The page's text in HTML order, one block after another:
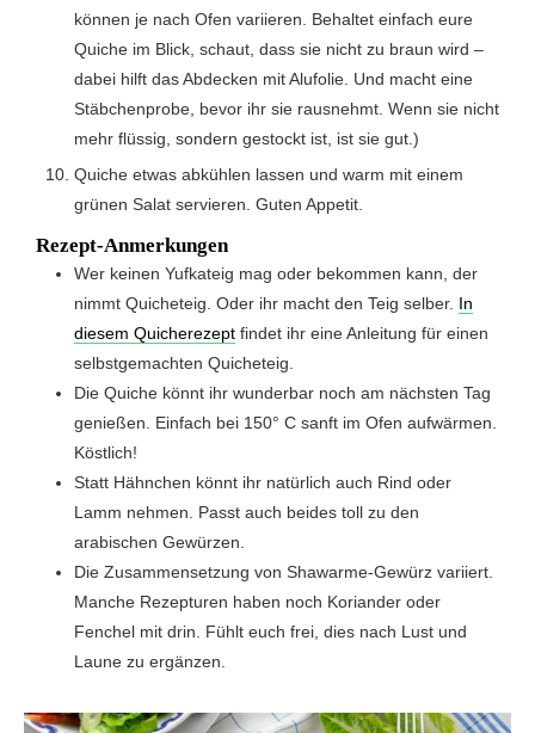
können je nach Ofen variieren. Behaltet einfach eure
Quiche im Blick, schaut, dass sie nicht zu braun wird –
dabei hilft das Abdecken mit Alufolie. Und macht eine
Stäbchenprobe, bevor ihr sie rausnehmt. Wenn sie nicht
mehr flüssig, sondern gestockt ist, ist sie gut.)
Quiche etwas abkühlen lassen und warm mit einem
grünen Salat servieren. Guten Appetit.
Rezept-Anmerkungen
Wer keinen Yufkateig mag oder bekommen kann, der
nimmt Quicheteig. Oder ihr macht den Teig selber. In
diesem Quicherezept findet ihr eine Anleitung für einen
selbstgemachten Quicheteig.
Die Quiche könnt ihr wunderbar noch am nächsten Tag
genießen. Einfach bei 150° C sanft im Ofen aufwärmen.
Köstlich!
Statt Hähnchen könnt ihr natürlich auch Rind oder
Lamm nehmen. Passt auch beides toll zu den
arabischen Gewürzen.
Die Zusammensetzung von Shawarme-Gewürz variiert.
Manche Rezepturen haben noch Koriander oder
Fenchel mit drin. Fühlt euch frei, dies nach Lust und
Laune zu ergänzen.